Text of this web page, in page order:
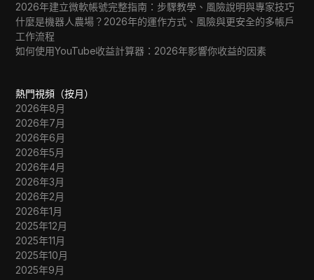
2026年建立微軟帳號完整指南：步驟教學、風險說明與專家技巧
什麼是機器人農場？2026年的運作方式、風險與更安全的多帳戶
工作流程
如何使用YouTube收益計算器：2026年影響你收益的因素
熱門視頻（按月）
2026年8月
2026年7月
2026年6月
2026年5月
2026年4月
2026年3月
2026年2月
2026年1月
2025年12月
2025年11月
2025年10月
2025年9月